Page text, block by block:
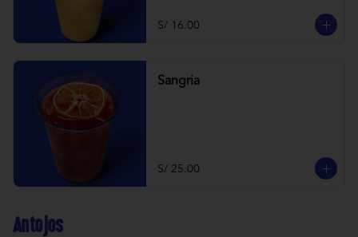
S/ 16.00
Sangria
S/ 25.00
Antojos